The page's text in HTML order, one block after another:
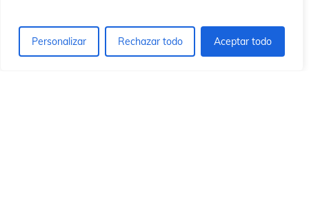
Personalizar Rechazar todo Aceptar todo